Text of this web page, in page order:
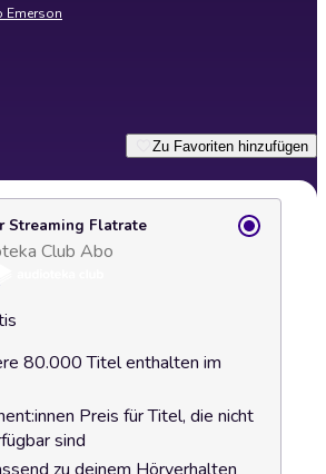
Emerson
Zu Favoriten hinzufügen
Streaming Flatrate
Club Abo
80.000 Titel enthalten im
Preis für Titel, die nicht
sind